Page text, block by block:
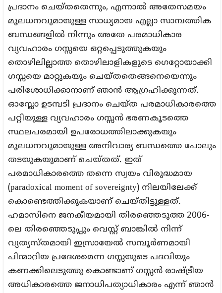
പ്രദാനം ചെയ്തതെന്നും, എന്നാൽ അതേസമയം
മൂലധനവുമായുള്ള സാധ്യമായ എല്ലാ സാമ്പത്തിക
ബന്ധങ്ങളിൽ നിന്നും അതേ പരമാധികാര
വ്യവഹാരം ഗസ്സയെ ഒറ്റപ്പെടുത്തുകയും
തൊഴിലില്ലാത്ത തൊഴിലാളികളുടെ ഗെറ്റോയാക്കി
ഗസ്സയെ മാറ്റുകയും ചെയ്തതെങ്ങനെയെന്നും
പരിശോധിക്കാനാണ് ഞാൻ ആഗ്രഹിക്കുന്നത്.
ഓസ്ലോ ഉടമ്പടി പ്രദാനം ചെയ്ത പരമാധികാരത്തെ
പറ്റിയുള്ള വ്യവഹാരം ഗസ്സൻ ഭരണകൂടത്തെ
സ്ഥലപരമായി ഉപരോധത്തിലാക്കുകയും
മൂലധനവുമായുള്ള അനിവാര്യ ബന്ധത്തെ പോലും
തടയുകയുമാണ് ചെയ്തത്. ഇത്
പരമാധികാരത്തെ തന്നെ സ്വയം വിരുദ്ധമായ
(paradoxical moment of sovereignty) നിലയിലേക്ക്
കൊണ്ടെത്തിക്കുകയാണ് ചെയ്തിട്ടുള്ളത്.
ഹമാസിനെ ജനകീയമായി തിരഞ്ഞെടുത്ത 2006-
ലെ തിരഞ്ഞെടുപ്പും വെസ്റ്റ് ബാങ്കിൽ നിന്ന്
വ്യത്യസ്തമായി ഇസ്രായേൽ സമ്പൂർണമായി
പിന്മാറിയ പ്രദേശമെന്ന ഗസ്സയുടെ പദവിയും
കണക്കിലെടുത്തു കൊണ്ടാണ് ഗസ്സൻ രാഷ്ട്രീയ
അധികാരത്തെ ജനാധിപത്യാധികാരം എന്ന് ഞാൻ